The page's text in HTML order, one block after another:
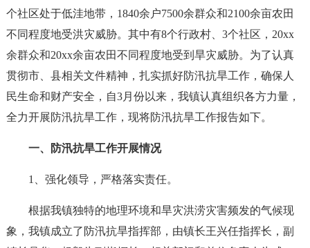
个社区处于低洼地带，1840余户7500余群众和2100余亩农田
不同程度地受洪灾威胁。其中有8个行政村、3个社区，20xx
余群众和20xx余亩农田不同程度地受到旱灾威胁。为了认真
贯彻市、县相关文件精神，扎实抓好防汛抗旱工作，确保人
民生命和财产安全，自3月份以来，我镇认真组织各方力量，
全力开展防汛抗旱工作，现将防汛抗旱工作报告如下。
一、防汛抗旱工作开展情况
1、强化领导，严格落实责任。
根据我镇独特的地理环境和旱灾洪涝灾害频发的气候现
象，我镇成立了防汛抗旱指挥部，由镇长王兴任指挥长，副